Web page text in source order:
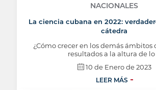
NACIONALES
La ciencia cubana en 2022:
cátedra
¿Cómo crecer en los demás ámbitos
resultados a la altura de lo
10 de Enero de 2023
LEER MÁS